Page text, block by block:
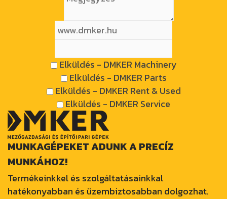
Elküldés - DMKER Machinery
Elküldés - DMKER Parts
Elküldés - DMKER Rent & Used
Elküldés - DMKER Service
MUNKAGÉPEKET ADUNK A PRECÍZ
MUNKÁHOZ!
Termékeinkkel és szolgáltatásainkkal
hatékonyabban és üzembiztosabban dolgozhat.